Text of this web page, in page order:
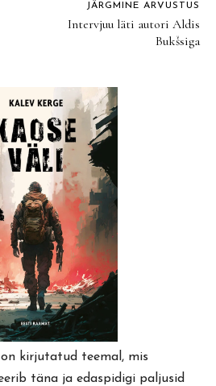
JÄRGMINE ARVUSTUS
Intervjuu läti autori Aldis
Bukšsiga
kirjutatud teemal, mis
täna ja edaspidigi paljusid